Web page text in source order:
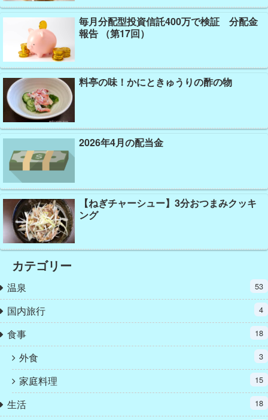
毎月分配型投資信託400万で検証 分配金
報告 （第17回）
料亭の味！かにときゅうりの酢の物
2026年4月の配当金
【ねぎチャーシュー】3分おつまみクッキ
ング
カテゴリー
温泉 53
国内旅行 4
食事 18
外食 3
家庭料理 15
生活 18